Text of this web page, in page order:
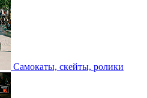
Самокаты, скейты, ролики